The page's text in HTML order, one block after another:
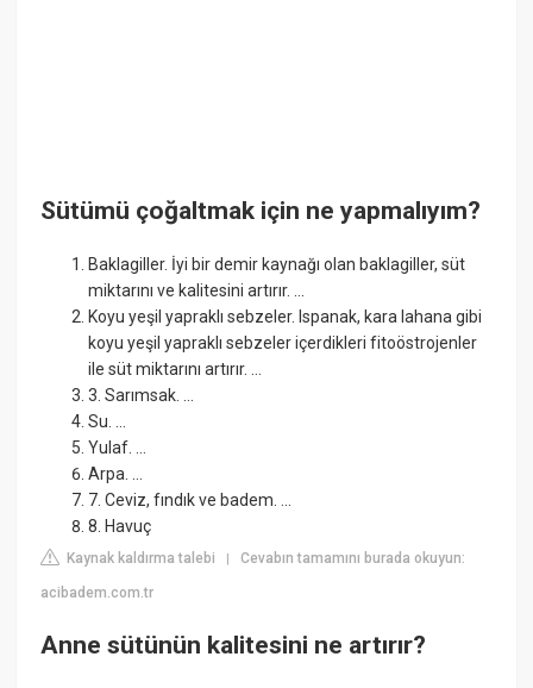
Sütümü çoğaltmak için ne yapmalıyım?
Baklagiller. İyi bir demir kaynağı olan baklagiller, süt
miktarını ve kalitesini artırır. ...
Koyu yeşil yapraklı sebzeler. Ispanak, kara lahana gibi
koyu yeşil yapraklı sebzeler içerdikleri fitoöstrojenler
ile süt miktarını artırır. ...
3. Sarımsak. ...
Su. ...
Yulaf. ...
Arpa. ...
7. Ceviz, fındık ve badem. ...
8. Havuç
Kaynak kaldırma talebi |Cevabın tamamını burada okuyun:
acibadem.com.tr
Anne sütünün kalitesini ne artırır?